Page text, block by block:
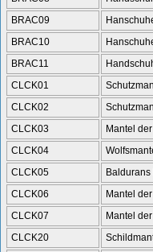
BRAC09
BRAC10
BRAC11
CLCK01
CLCK02
CLCK03
Mantel
CLCK04
CLCK05
Baldurans
CLCK06
Mantel
CLCK07
Mantel
CLCK20